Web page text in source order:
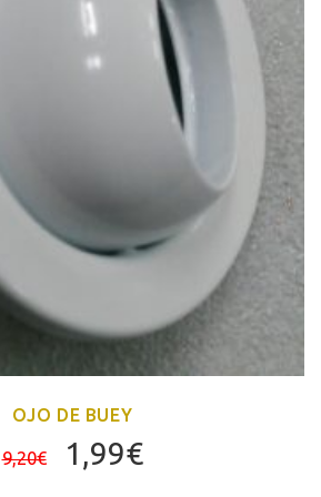
OJO DE BUEY
9,20€
El
1,99€El